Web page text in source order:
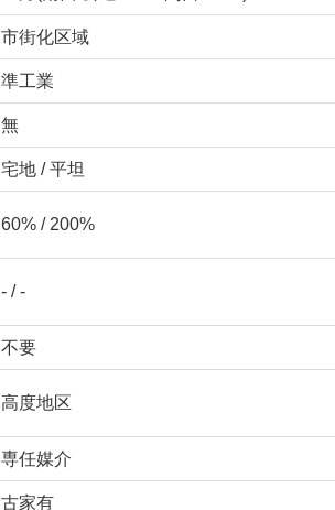
市街化区域
準工業
無
宅地 / 平坦
60% / 200%
- / -
不要
高度地区
専任媒介
古家有